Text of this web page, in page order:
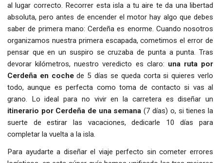
al lugar correcto. Recorrer esta isla a tu aire te da una libertad
absoluta, pero antes de encender el motor hay algo que debes
saber de primera mano: Cerdeña es enorme. Cuando nosotros
organizamos nuestra primera escapada, cometimos el error de
pensar que en un suspiro se cruzaba de punta a punta. Tras
devorar kilómetros, nuestro veredicto es claro: una ruta por
Cerdeña en cochede 5 días se queda corta si quieres verlo
todo, aunque es perfecta como toma de contacto si vas al
grano. Lo ideal para no vivir en la carretera es diseñar un
itinerario por Cerdeña de una semana (7 días) o, si tienes la
suerte de estirar las vacaciones, dedicarle 10 días para
completar la vuelta a la isla.
Para ayudarte a diseñar el viaje perfecto sin cometer errores